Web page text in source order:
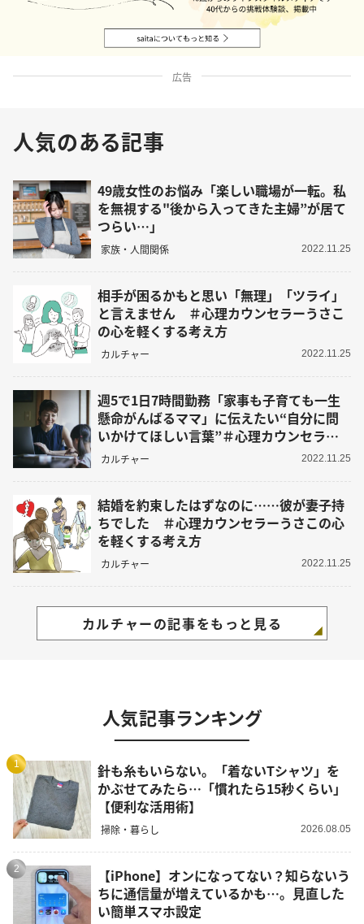
広告
人気のある記事
49歳女性のお悩み「楽しい職場が一転。私
を無視する"後から入ってきた主婦”が居て
つらい…」
家族・人間関係 2022.11.25
相手が困るかもと思い「無理」「ツライ」
と言えません ＃心理カウンセラーうさこ
の心を軽くする考え方
カルチャー 2022.11.25
週5で1日7時間勤務「家事も子育ても一生
懸命がんばるママ」に伝えたい“自分に問
いかけてほしい言葉”＃心理カウンセラー
うさこの心を軽くする考え方
カルチャー 2022.11.25
結婚を約束したはずなのに……彼が妻子持
ちでした ＃心理カウンセラーうさこの心
を軽くする考え方
カルチャー 2022.11.25
カルチャーの記事をもっと見る
人気記事ランキング
1
針も糸もいらない。「着ないTシャツ」を
かぶせてみたら…「慣れたら15秒くらい」
【便利な活用術】
掃除・暮らし 2026.08.05
2
【iPhone】オンになってない？知らないう
ちに通信量が増えているかも…。見直した
い簡単スマホ設定